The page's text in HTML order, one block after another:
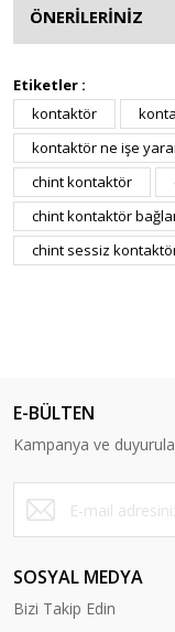
ÖNERİLERİNİZ
Etiketler :
kontaktör
kontaktör ne işe
chint kontaktör
chint kontaktör
chint sessiz
E-BÜLTEN
Kampanya ve
SOSYAL MEDYA
Bizi Takip Edin